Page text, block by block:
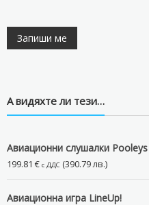
А видяхте ли тези…
Авиационни слушалки
199.81 € с ДДС (390.79 лв.)
Авиационна игра LineUp!